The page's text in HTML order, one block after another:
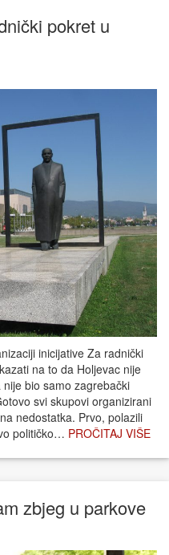
pokret u
inicijative Za radnički
na to da Holjevac nije
bio samo zagrebački
svi skupovi organizirani
nedostatka. Prvo, polazili
političko… PROČITAJ VIŠE
zbjeg u parkove